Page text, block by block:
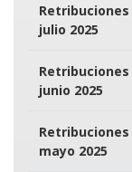
Retribuciones
julio 2025
Retribuciones
junio 2025
Retribuciones
mayo 2025